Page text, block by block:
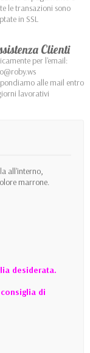
le transazioni sono
in SSL
Clienti
per l'email:
alle mail entro
lavorativi
all'interno,
marrone.
desiderata.
di